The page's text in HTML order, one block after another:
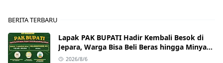
BERITA TERBARU
Lapak PAK BUPATI Hadir Kembali Besok di
Jepara, Warga Bisa Beli Beras hingga Minyak
Goreng dengan Harga Terjangkau
2026/8/6